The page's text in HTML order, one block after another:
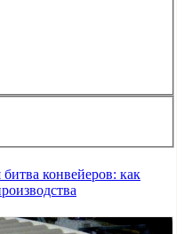
конвейеров: как